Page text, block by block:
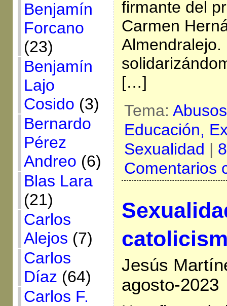
Benjamín
Forcano
(23)
Benjamín
Lajo
Cosido (3)
Bernardo
Pérez
Andreo (6)
Blas Lara
(21)
Carlos
Alejos (7)
Carlos
Díaz (64)
Carlos F.
firmante del
Carmen
[…]
Tema:
Educación,
Sexualidad |
Comentarios
Jesús
agosto-2023